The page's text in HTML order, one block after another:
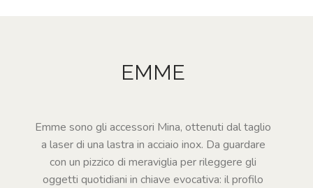
EMME
Emme sono gli accessori Mina, ottenuti dal taglio
a laser di una lastra in acciaio inox. Da guardare
con un pizzico di meraviglia per rileggere gli
oggetti quotidiani in chiave evocativa: il profilo
CERCA